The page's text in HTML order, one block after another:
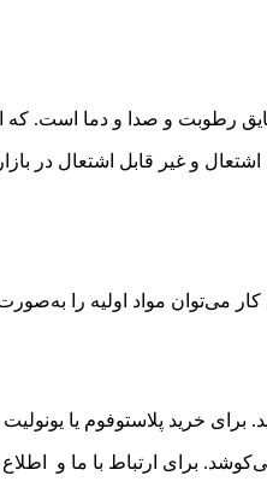
رطوبت و صدا و دما است. که
اشتعال و غیر قابل اشتعال در
مواد اولیه را به‌صورت
خرید پلاستوفوم یا
برای ارتباط با ما و